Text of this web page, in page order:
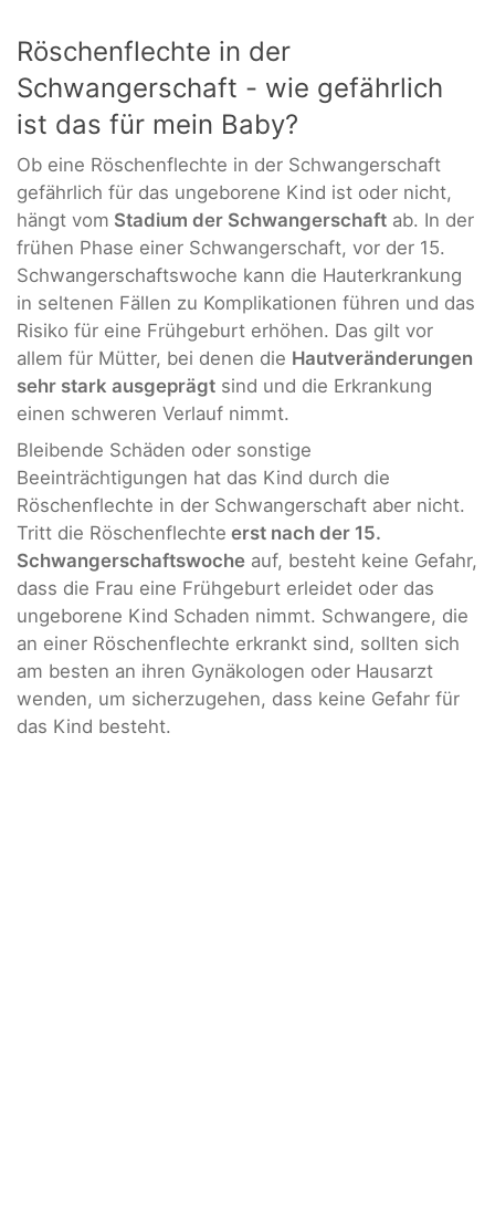
Röschenflechte in der
Schwangerschaft - wie gefährlich
ist das für mein Baby?
Ob eine Röschenflechte in der Schwangerschaft
gefährlich für das ungeborene Kind ist oder nicht,
hängt vom Stadium der Schwangerschaft ab. In der
frühen Phase einer Schwangerschaft, vor der 15.
Schwangerschaftswoche kann die Hauterkrankung
in seltenen Fällen zu Komplikationen führen und das
Risiko für eine Frühgeburt erhöhen. Das gilt vor
allem für Mütter, bei denen die Hautveränderungen
sehr stark ausgeprägt sind und die Erkrankung
einen schweren Verlauf nimmt.
Bleibende Schäden oder sonstige
Beeinträchtigungen hat das Kind durch die
Röschenflechte in der Schwangerschaft aber nicht.
Tritt die Röschenflechte erst nach der 15.
Schwangerschaftswoche auf, besteht keine Gefahr,
dass die Frau eine Frühgeburt erleidet oder das
ungeborene Kind Schaden nimmt. Schwangere, die
an einer Röschenflechte erkrankt sind, sollten sich
am besten an ihren Gynäkologen oder Hausarzt
wenden, um sicherzugehen, dass keine Gefahr für
das Kind besteht.